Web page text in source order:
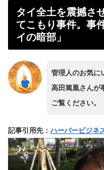
タイ全土を震撼さ
てこもり事件。事
イの暗部」
管理人のお気に
高田篤胤さんが
ご覧ください。
記事引用先：ハーバービジネ